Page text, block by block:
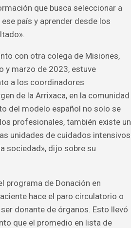
que busca seleccionar a
país y aprender desde los
con otra colega de Misiones,
y marzo de 2023, estuve
a los coordinadores
de la Arrixaca, en la comunidad
del modelo español no solo se
profesionales, también existe un
unidades de cuidados intensivos
sociedad», dijo sobre su
programa de Donación en
hace el paro circulatorio o
donante de órganos. Esto llevó
que el promedio en lista de